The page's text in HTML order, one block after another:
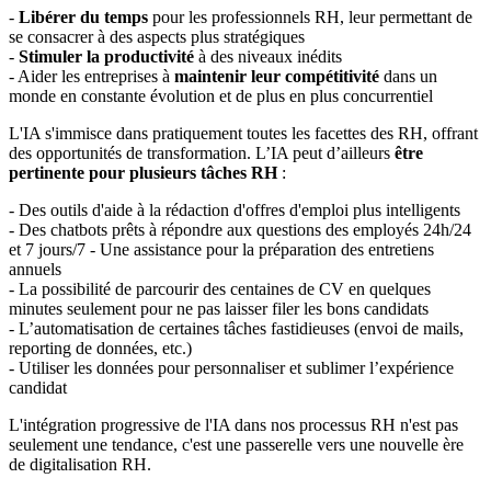
- Libérer du temps pour les professionnels RH, leur permettant de
se consacrer à des aspects plus stratégiques
- Stimuler la productivité à des niveaux inédits
- Aider les entreprises à maintenir leur compétitivité dans un
monde en constante évolution et de plus en plus concurrentiel
L'IA s'immisce dans pratiquement toutes les facettes des RH, offrant
des opportunités de transformation. L’IA peut d’ailleurs être
pertinente pour plusieurs tâches RH:
- Des outils d'aide à la rédaction d'offres d'emploi plus intelligents
- Des chatbots prêts à répondre aux questions des employés 24h/24
et 7 jours/7 - Une assistance pour la préparation des entretiens
annuels
- La possibilité de parcourir des centaines de CV en quelques
minutes seulement pour ne pas laisser filer les bons candidats
- L’automatisation de certaines tâches fastidieuses (envoi de mails,
reporting de données, etc.)
- Utiliser les données pour personnaliser et sublimer l’expérience
candidat
L'intégration progressive de l'IA dans nos processus RH n'est pas
seulement une tendance, c'est une passerelle vers une nouvelle ère
de digitalisation RH.